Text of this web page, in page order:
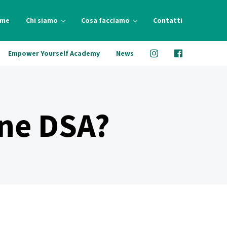
Chi siamo Cosa facciamo Contatti
Empower Yourself Academy News
DSA?